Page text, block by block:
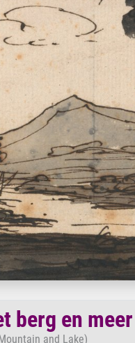
berg en meer
and Lake)